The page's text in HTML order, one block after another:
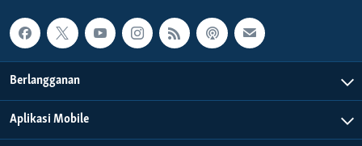
Berlangganan
Aplikasi Mobile